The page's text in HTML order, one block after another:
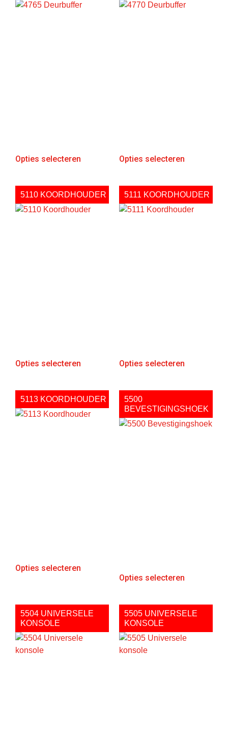
Opties selecteren Opties selecteren
5110 KOORDHOUDER
Opties selecteren
5111 KOORDHOUDER
Opties selecteren
5113 KOORDHOUDER
Opties selecteren
5500
BEVESTIGINGSHOEK
Opties selecteren
5504 UNIVERSELE
KONSOLE
5505 UNIVERSELE
KONSOLE